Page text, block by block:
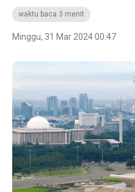
waktu baca 3 menit
Minggu, 31 Mar 2024 00:47